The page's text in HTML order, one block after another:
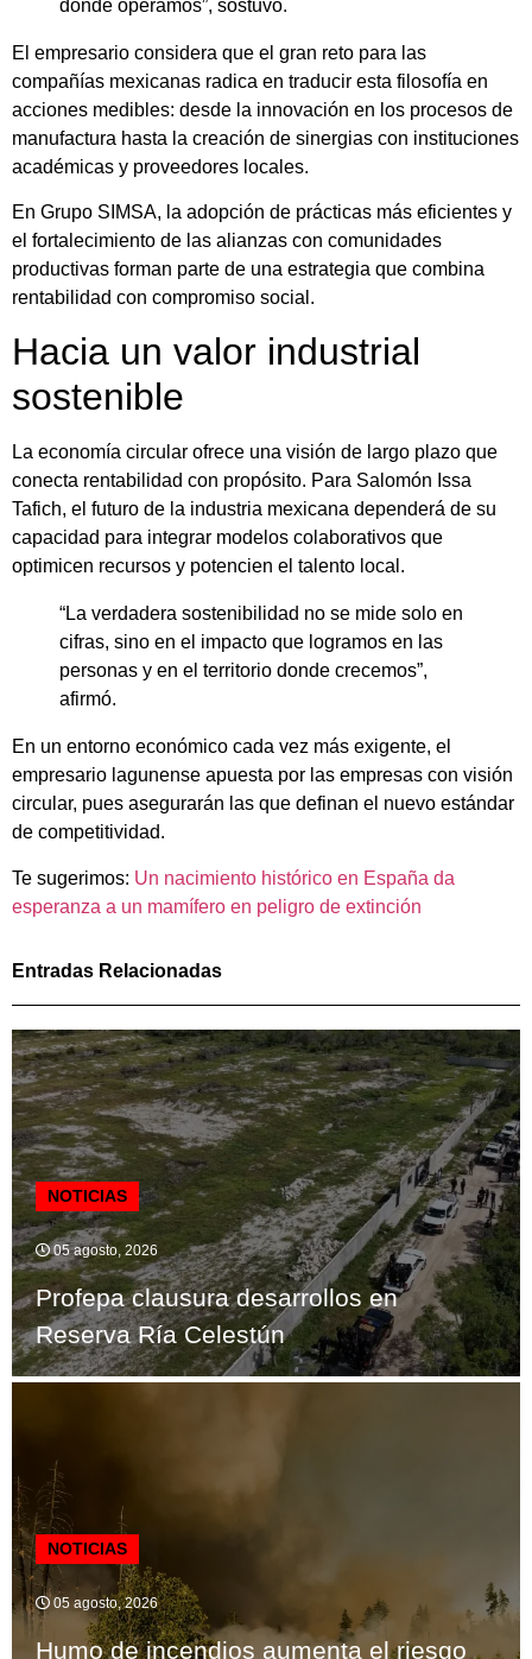
donde operamos”, sostuvo.
El empresario considera que el gran reto para las
compañías mexicanas radica en traducir esta filosofía en
acciones medibles: desde la innovación en los procesos de
manufactura hasta la creación de sinergias con instituciones
académicas y proveedores locales.
En Grupo SIMSA, la adopción de prácticas más eficientes y
el fortalecimiento de las alianzas con comunidades
productivas forman parte de una estrategia que combina
rentabilidad con compromiso social.
Hacia un valor industrial
sostenible
La economía circular ofrece una visión de largo plazo que
conecta rentabilidad con propósito. Para Salomón Issa
Tafich, el futuro de la industria mexicana dependerá de su
capacidad para integrar modelos colaborativos que
optimicen recursos y potencien el talento local.
“La verdadera sostenibilidad no se mide solo en
cifras, sino en el impacto que logramos en las
personas y en el territorio donde crecemos”,
afirmó.
En un entorno económico cada vez más exigente, el
empresario lagunense apuesta por las empresas con visión
circular, pues asegurarán las que definan el nuevo estándar
de competitividad.
Te sugerimos: Un nacimiento histórico en España da
esperanza a un mamífero en peligro de extinción
Entradas Relacionadas
NOTICIAS
05 agosto, 2026
Profepa clausura desarrollos en
Reserva Ría Celestún
NOTICIAS
05 agosto, 2026
Humo de incendios aumenta el riesgo